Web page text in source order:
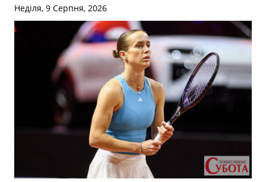
Неділя, 9 Серпня, 2026